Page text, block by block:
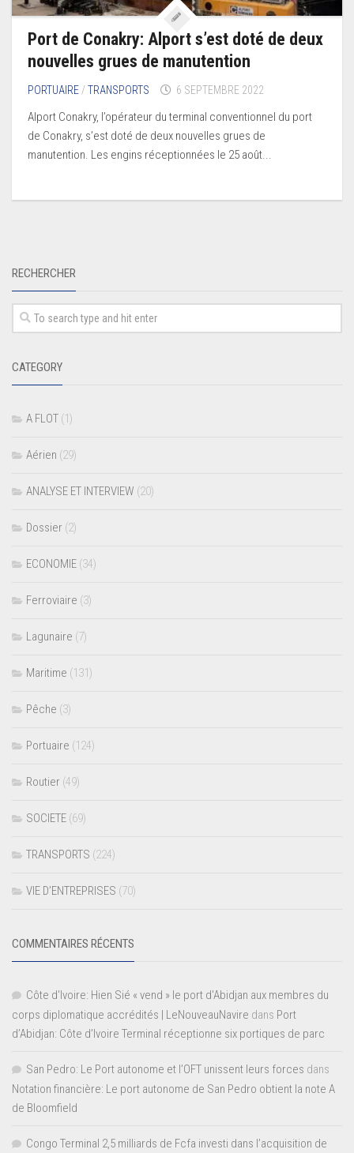
Port de Conakry: Alport s’est doté de deux
nouvelles grues de manutention
PORTUAIRE /TRANSPORTS 6 SEPTEMBRE 2022
Alport Conakry, l’opérateur du terminal conventionnel du port
de Conakry, s’est doté de deux nouvelles grues de
manutention. Les engins réceptionnées le 25 août...
RECHERCHER
CATEGORY
A FLOT (1)
Aérien (29)
ANALYSE ET INTERVIEW (20)
Dossier (2)
ECONOMIE (34)
Ferroviaire (3)
Lagunaire (7)
Maritime (131)
Pêche (3)
Portuaire (124)
Routier (49)
SOCIETE (69)
TRANSPORTS (224)
VIE D’ENTREPRISES (70)
COMMENTAIRES RÉCENTS
Côte d'Ivoire: Hien Sié « vend » le port d'Abidjan aux membres du
corps diplomatique accrédités | LeNouveauNavire dans Port
d’Abidjan: Côte d’Ivoire Terminal réceptionne six portiques de parc
San Pedro: Le Port autonome et l’OFT unissent leurs forces dans
Notation financière: Le port autonome de San Pedro obtient la note A
de Bloomfield
Congo Terminal 2,5 milliards de Fcfa investi dans l’acquisition de